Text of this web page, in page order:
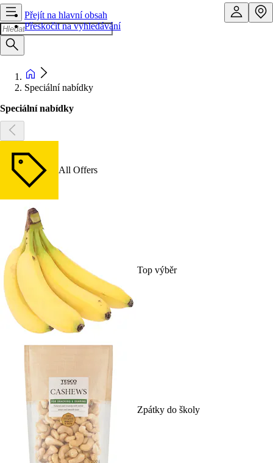
Přejít na hlavní obsah
Přeskočit na vyhledávání
Speciální nabídky
Speciální nabídky
All Offers
Top výběr
Zpátky do školy